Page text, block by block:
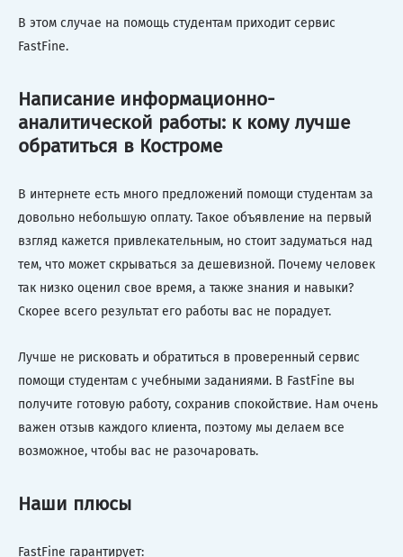
В этом случае на помощь студентам приходит сервис
FastFine.
Написание информационно-
аналитической работы: к кому лучше
обратиться в Костроме
В интернете есть много предложений помощи студентам за
довольно небольшую оплату. Такое объявление на первый
взгляд кажется привлекательным, но стоит задуматься над
тем, что может скрываться за дешевизной. Почему человек
так низко оценил свое время, а также знания и навыки?
Скорее всего результат его работы вас не порадует.
Лучше не рисковать и обратиться в проверенный сервис
помощи студентам с учебными заданиями. В FastFine вы
получите готовую работу, сохранив спокойствие. Нам очень
важен отзыв каждого клиента, поэтому мы делаем все
возможное, чтобы вас не разочаровать.
Наши плюсы
FastFine гарантирует: